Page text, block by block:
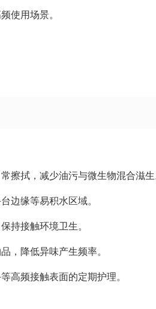
使用场景。
擦拭，减少油污与微生物混合滋生
边缘等易积水区域。
持接触环境卫生。
，降低异味产生频率。
高频接触表面的定期护理。